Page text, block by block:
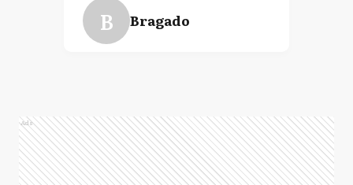
B Bragado
GB General Belgrano
Ads